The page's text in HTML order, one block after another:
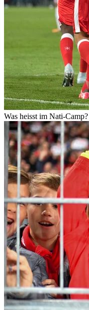
Was heisst im Nati-